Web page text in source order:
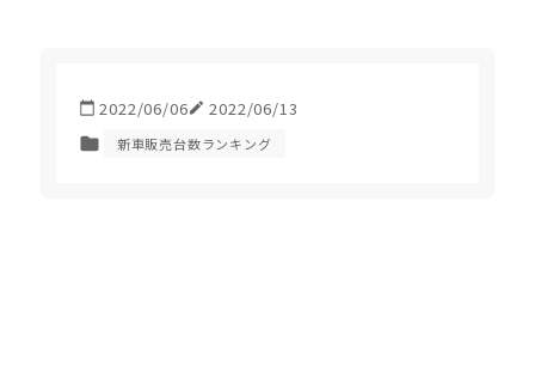
2022/06/06 2022/06/13
新車販売台数ランキング